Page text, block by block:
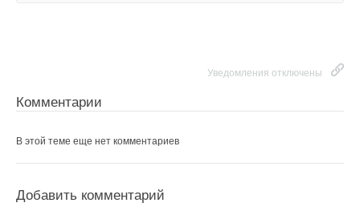
Уведомления отключены
Комментарии
В этой теме еще нет комментариев
Добавить комментарий